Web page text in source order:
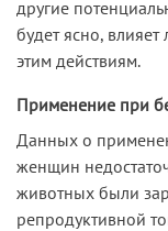
другие
будет ясно,
этим действиям.
Применение при
Данных о
женщин
животных были
репродуктивной